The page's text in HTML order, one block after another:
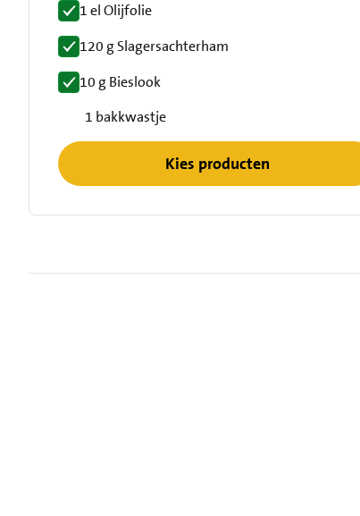
1 el Olijfolie
120 g Slagersachterham
10 g Bieslook
1 bakkwastje
Kies producten